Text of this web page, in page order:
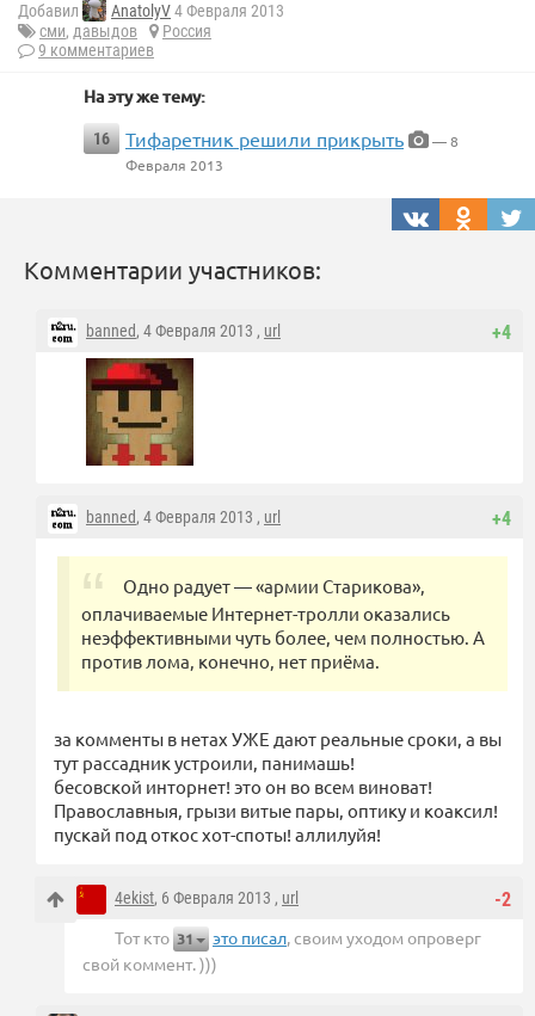
Добавил AnatolyV4 Февраля 2013
сми, давыдов
Россия
9 комментариев
На эту же тему:
16 Тифаретник решили прикрыть
— 8
Февраля 2013
Комментарии участников:
+4
banned, 4 Февраля 2013 , url
+4
banned, 4 Февраля 2013 , url
Одно радует — «армии Старикова»,
оплачиваемые Интернет-тролли оказались
неэффективными чуть более, чем полностью. А
против лома, конечно, нет приёма.
за комменты в нетах УЖЕ дают реальные сроки, а вы
тут рассадник устроили, панимашь!
бесовской инторнет! это он во всем виноват!
Православныя, грызи витые пары, оптику и коаксил!
пускай под откос хот-споты! аллилуйя!
-2
4ekist, 6 Февраля 2013 , url
Тот кто 31 это писал, своим уходом опроверг
свой коммент. )))